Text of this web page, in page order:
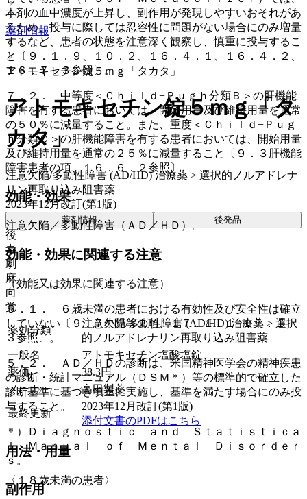
本剤の血中濃度が上昇し、副作用が発現しやすいおそれがあ
るため、投与に際しては忍容性に問題がない場合にのみ増量
するなど、患者の状態を注意深く観察し、慎重に投与するこ
と〔９．１．９、１０．２、１６．４．１、１６．４．２、
１６．７．３参照〕。
７．２． 中等度＜Ｃｈｉｌｄ−Ｐｕｇｈ分類Ｂ＞の肝機能
障害を有する患者においては、開始用量及び維持用量を通常
の５０％に減量すること。また、重度＜Ｃｈｉｌｄ−Ｐｕｇ
ｈ分類Ｃ＞の肝機能障害を有する患者においては、開始用量
及び維持用量を通常の２５％に減量すること〔９．３肝機能
障害患者の項、１６．６．２参照〕。
効能・効果
注意欠陥／多動性障害（ＡＤ／ＨＤ）。
効能・効果に関連する注意
（効能又は効果に関連する注意）
５．１． ６歳未満の患者における有効性及び安全性は確立
していない〔９．７小児等の項、１７．１．１−１７．１．
３参照〕。
５．２． ＡＤ／ＨＤの診断は、米国精神医学会の精神疾患
の診断・統計マニュアル（ＤＳＭ＊）等の標準的で確立した
診断基準に基づき慎重に実施し、基準を満たす場合にのみ投
与すること。
＊）Ｄｉａｇｎｏｓｔｉｃ ａｎｄ Ｓｔａｔｉｓｔｉｃａ
ｌ Ｍａｎｕａｌ ｏｆ Ｍｅｎｔａｌ Ｄｉｓｏｒｄｅｒ
ｓ。
副作用
薬剤情報
アトモキセチン錠５ｍｇ「タカタ」
アトモキセチン錠５ｍｇ「タ
カタ」
注意欠陥/多動性障害 (AD/HD) 治療薬 > 選択的ノルアドレナ
リン再取り込み阻害薬
2023年12月改訂(第1版)
薬剤情報 後発品
後
毒
劇
麻
向
覚
薬効分類
注意欠陥/多動性障害 (AD/HD) 治療薬 > 選択
的ノルアドレナリン再取り込み阻害薬
一般名
アトモキセチン塩酸塩錠
薬価
38.3円
メーカー
高田製薬
最終更新
2023年12月改訂(第1版)
添付文書のPDFはこちら
用法・用量
〈１８歳未満の患者〉